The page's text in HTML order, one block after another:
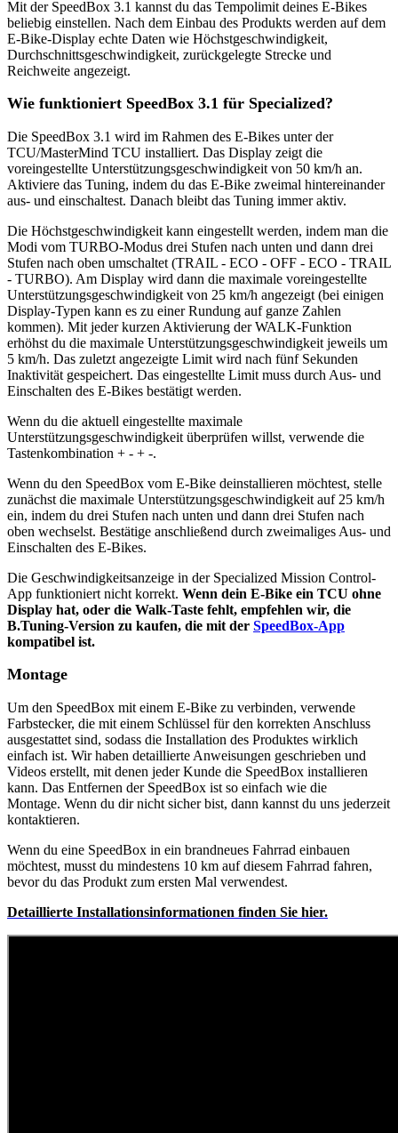
Mit der SpeedBox 3.1 kannst du das Tempolimit deines E-Bikes
beliebig einstellen. Nach dem Einbau des Produkts werden auf dem
E-Bike-Display echte Daten wie Höchstgeschwindigkeit,
Durchschnittsgeschwindigkeit, zurückgelegte Strecke und
Reichweite angezeigt.
Wie funktioniert SpeedBox 3.1 für Specialized?
Die SpeedBox 3.1 wird im Rahmen des E-Bikes unter der
TCU/MasterMind TCU installiert. Das Display zeigt die
voreingestellte Unterstützungsgeschwindigkeit von 50 km/h an.
Aktiviere das Tuning, indem du das E-Bike zweimal hintereinander
aus- und einschaltest. Danach bleibt das Tuning immer aktiv.
Die Höchstgeschwindigkeit kann eingestellt werden, indem man die
Modi vom TURBO-Modus drei Stufen nach unten und dann drei
Stufen nach oben umschaltet (TRAIL - ECO - OFF - ECO - TRAIL
- TURBO). Am Display wird dann die maximale voreingestellte
Unterstützungsgeschwindigkeit von 25 km/h angezeigt (bei einigen
Display-Typen kann es zu einer Rundung auf ganze Zahlen
kommen). Mit jeder kurzen Aktivierung der WALK-Funktion
erhöhst du die maximale Unterstützungsgeschwindigkeit jeweils um
5 km/h. Das zuletzt angezeigte Limit wird nach fünf Sekunden
Inaktivität gespeichert. Das eingestellte Limit muss durch Aus- und
Einschalten des E-Bikes bestätigt werden.
Wenn du die aktuell eingestellte maximale
Unterstützungsgeschwindigkeit überprüfen willst, verwende die
Tastenkombination + - + -.
Wenn du den SpeedBox vom E-Bike deinstallieren möchtest, stelle
zunächst die maximale Unterstützungs­geschwindigkeit auf 25 km/h
ein, indem du drei Stufen nach unten und dann drei Stufen nach
oben wechselst. Bestätige anschließend durch zweimaliges Aus- und
Einschalten des E-Bikes.
Die Geschwindigkeitsanzeige in der Specialized Mission Control-
App funktioniert nicht korrekt. Wenn dein E-Bike ein TCU ohne
Display hat, oder die Walk-Taste fehlt, empfehlen wir, die
B.Tuning-Version zu kaufen, die mit der SpeedBox-App
kompatibel ist.
Montage
Um den SpeedBox mit einem E-Bike zu verbinden, verwende
Farbstecker, die mit einem Schlüssel für den korrekten Anschluss
ausgestattet sind, sodass die Installation des Produktes wirklich
einfach ist. Wir haben detaillierte Anweisungen geschrieben und
Videos erstellt, mit denen jeder Kunde die SpeedBox installieren
kann. Das Entfernen der SpeedBox ist so einfach wie die
Montage. Wenn du dir nicht sicher bist, dann kannst du uns jederzeit
kontaktieren.
Wenn du eine SpeedBox in ein brandneues Fahrrad einbauen
möchtest, musst du mindestens 10 km auf diesem Fahrrad fahren,
bevor du das Produkt zum ersten Mal verwendest.
Detaillierte Installationsinformationen finden Sie hier.